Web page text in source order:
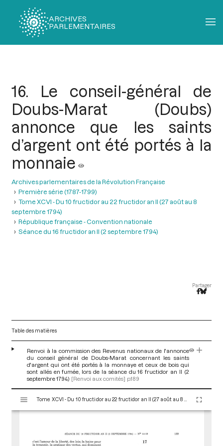
ARCHIVES
PARLEMENTAIRES
16. Le conseil-général de
Doubs-Marat (Doubs)
annonce que les saints
d’argent ont été portés à la
monnaie
Archives parlementaires de la Révolution Française
Première série (1787-1799)
Tome XCVI - Du 10 fructidor au 22 fructidor an II (27 août au 8
septembre 1794)
République française - Convention nationale
Séance du 16 fructidor an II (2 septembre 1794)
Partager
Table des matières
Renvoi à la commission des Revenus nationaux de l'annonce
du conseil général de Doubs-Marat concernant les saints
d'argent qui ont été portés à la monnaye et ceux de bois qui
sont allés en fumée, lors de la séance du 16 fructidor an II (2
septembre 1794) [Renvoi aux comités] p.189
s